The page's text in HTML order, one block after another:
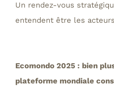
Un rendez-vous
entendent être les
Ecomondo 2025 : bien
plateforme mondiale